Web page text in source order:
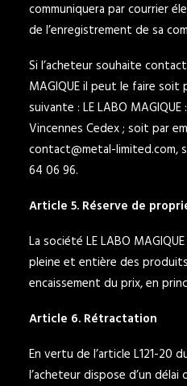
communiquera par courrier
de l’enregistrement de sa
Si l’acheteur souhaite
MAGIQUE il peut le faire soit
suivante : LE LABO
Vincennes Cedex ; soit par
contact@metal-limited.com,
64 06 96.
Article 5. Réserve de
La société LE LABO
pleine et entière des
encaissement du prix, en
Article 6. Rétractation
En vertu de l’article L121-20
l’acheteur dispose d’un